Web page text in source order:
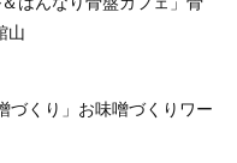
山
づくり」お味噌づくりワー